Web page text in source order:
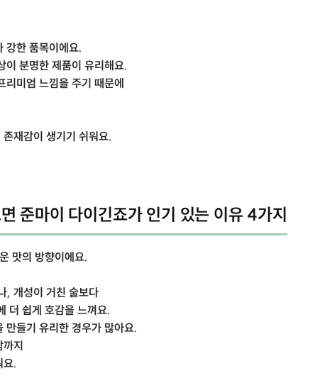
강한 품목이에요.
이 분명한 제품이 유리해요.
미엄 느낌을 주기 때문에
재감이 생기기 쉬워요.
준마이 다이긴죠가 인기 있는 이유 4가지
맛의 방향이에요.
, 개성이 거친 술보다
더 쉽게 호감을 느껴요.
만들기 유리한 경우가 많아요.
지
요.